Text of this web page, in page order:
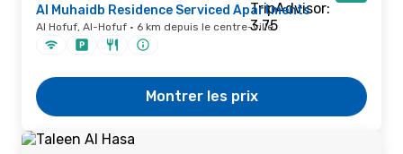
Al Muhaidb Residence Serviced Apartments
Al Hofuf, Al-Hofuf · 6 km depuis le centre-ville
Montrer les prix